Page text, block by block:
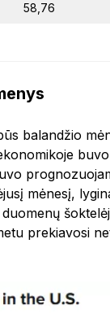
58,76
balandžio
mėnesį,
prekiavosi